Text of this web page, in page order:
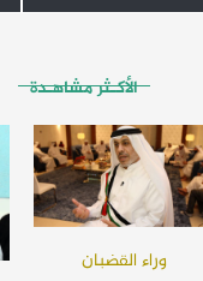
الأكـثر مشاهـدة
وراء القضبان